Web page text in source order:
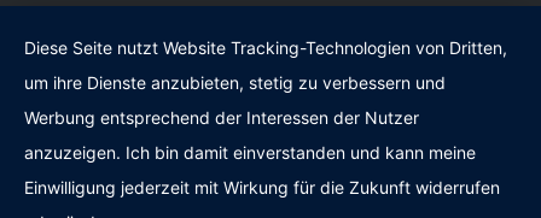
Diese Seite nutzt Website Tracking-Technologien von Dritten,
um ihre Dienste anzubieten, stetig zu verbessern und
Werbung entsprechend der Interessen der Nutzer
anzuzeigen. Ich bin damit einverstanden und kann meine
Einwilligung jederzeit mit Wirkung für die Zukunft widerrufen